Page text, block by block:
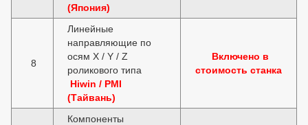
(Япония)
8
Линейные
направляющие по
осям X / Y / Z
роликового типа
Hiwin / PMI
(Тайвань)
Включено в
стоимость станка
Компоненты